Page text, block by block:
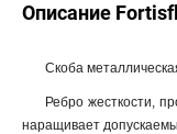
Описание
Скоба
Ребро жесткости,
наращивает